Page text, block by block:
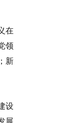
在
领
新
设
展